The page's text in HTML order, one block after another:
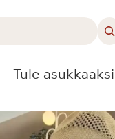
Tule asukkaaksi